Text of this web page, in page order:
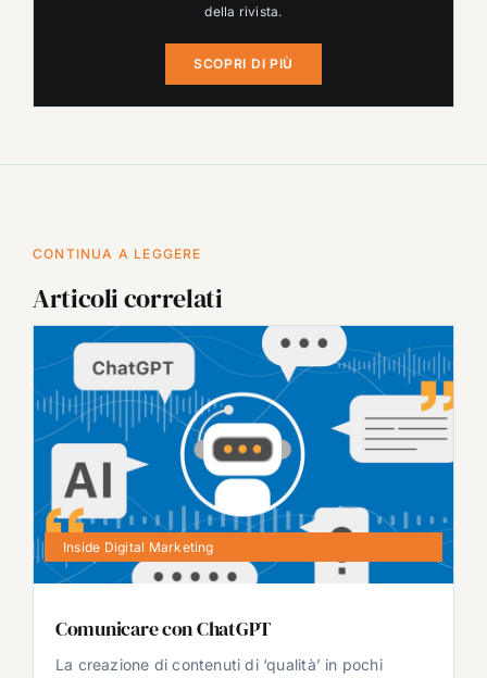
della rivista.
SCOPRI DI PIÙ
CONTINUA A LEGGERE
Articoli correlati
Inside Digital Marketing
Comunicare con ChatGPT
La creazione di contenuti di ‘qualità’ in pochi